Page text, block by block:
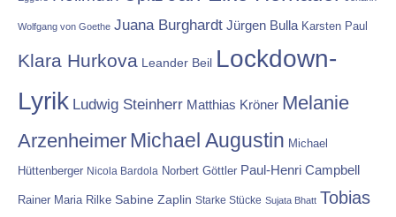
Wolfgang von Goethe Juana Burghardt Jürgen Bulla Karsten Paul
Klara Hurkova Leander Beil Lockdown-
Lyrik Ludwig Steinherr Matthias Kröner Melanie
Arzenheimer Michael Augustin Michael
Hüttenberger Nicola Bardola Norbert Göttler Paul-Henri Campbell
Rainer Maria Rilke Sabine Zaplin Starke Stücke Sujata Bhatt Tobias